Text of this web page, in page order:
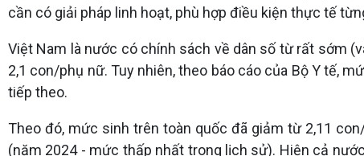
cần có giải pháp linh hoạt, phù hợp điều kiện thực tế
Việt Nam là nước có chính sách về dân số từ rất sớm
2,1 con/phụ nữ. Tuy nhiên, theo báo cáo của Bộ Y tế,
tiếp theo.
Theo đó, mức sinh trên toàn quốc đã giảm từ 2,11
(năm 2024 - mức thấp nhất trong lịch sử). Hiện cả